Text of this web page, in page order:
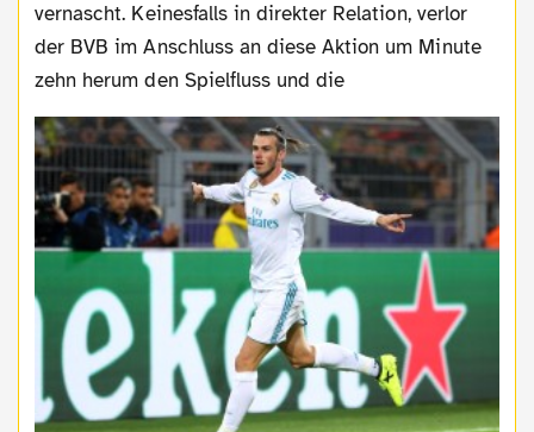
vernascht. Keinesfalls in direkter Relation, verlor
der BVB im Anschluss an diese Aktion um Minute
zehn herum den Spielfluss und die